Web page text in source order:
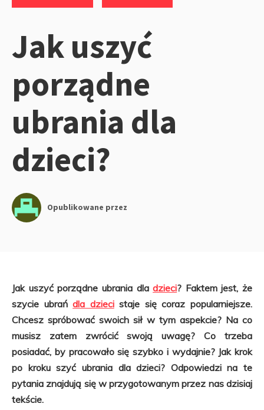
Jak uszyć
porządne
ubrania dla
dzieci?
Opublikowane przez
Jak uszyć porządne ubrania dladzieci? Faktem jest, że
szycie ubrańdla dziecistaje się coraz popularniejsze.
Chcesz spróbować swoich sił w tym aspekcie? Na co
musisz zatem zwrócić swoją uwagę? Co trzeba
posiadać, by pracowało się szybko i wydajnie? Jak krok
po kroku szyć ubrania dla dzieci? Odpowiedzi na te
pytania znajdują się w przygotowanym przez nas dzisiaj
tekście.